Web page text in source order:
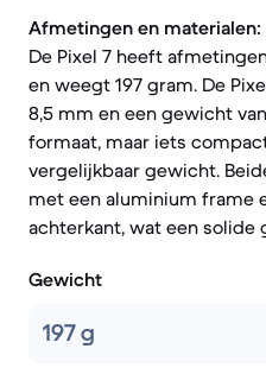
Afmetingen en materialen:
De Pixel 7 heeft
en weegt 197 gram. De
8,5 mm en een gewicht
formaat, maar iets
vergelijkbaar gewicht.
met een aluminium frame
achterkant, wat een solide
Gewicht
197 g